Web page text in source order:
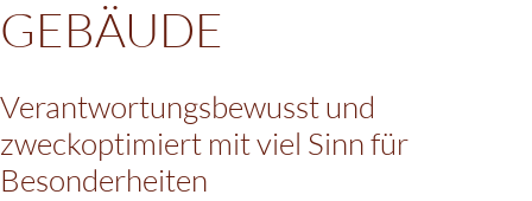
GEBÄUDE
Verantwortungsbewusst und
zweckoptimiert mit viel Sinn für
Besonderheiten